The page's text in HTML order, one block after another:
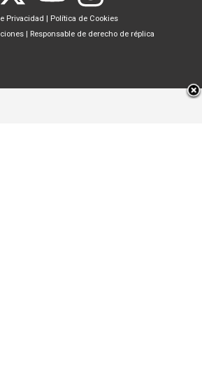
Privacidad | Política de Cookies
| Responsable de derecho de réplica